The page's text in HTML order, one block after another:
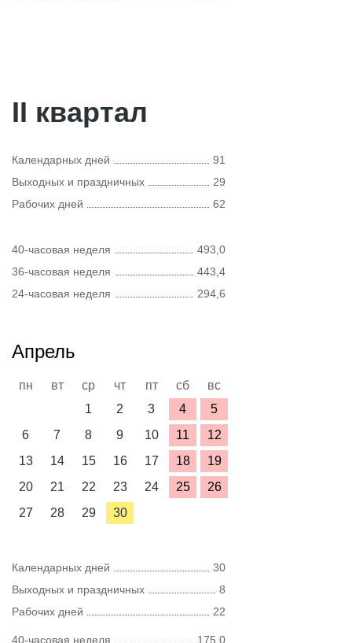
II квартал
Календарных дней
91
Выходных и праздничных
29
Рабочих дней
62
40-часовая неделя
493,0
36-часовая неделя
443,4
24-часовая неделя
294,6
Апрель
пн вт ср чт пт сб
вс
1
2 3 4
5
6
7 8 9 10 11
12
13
14 15 16 17 18
19
20
21 22 23 24 25
26
27
28 29 30
Календарных дней
30
Выходных и праздничных
8
Рабочих дней
22
40-часовая неделя
175,0